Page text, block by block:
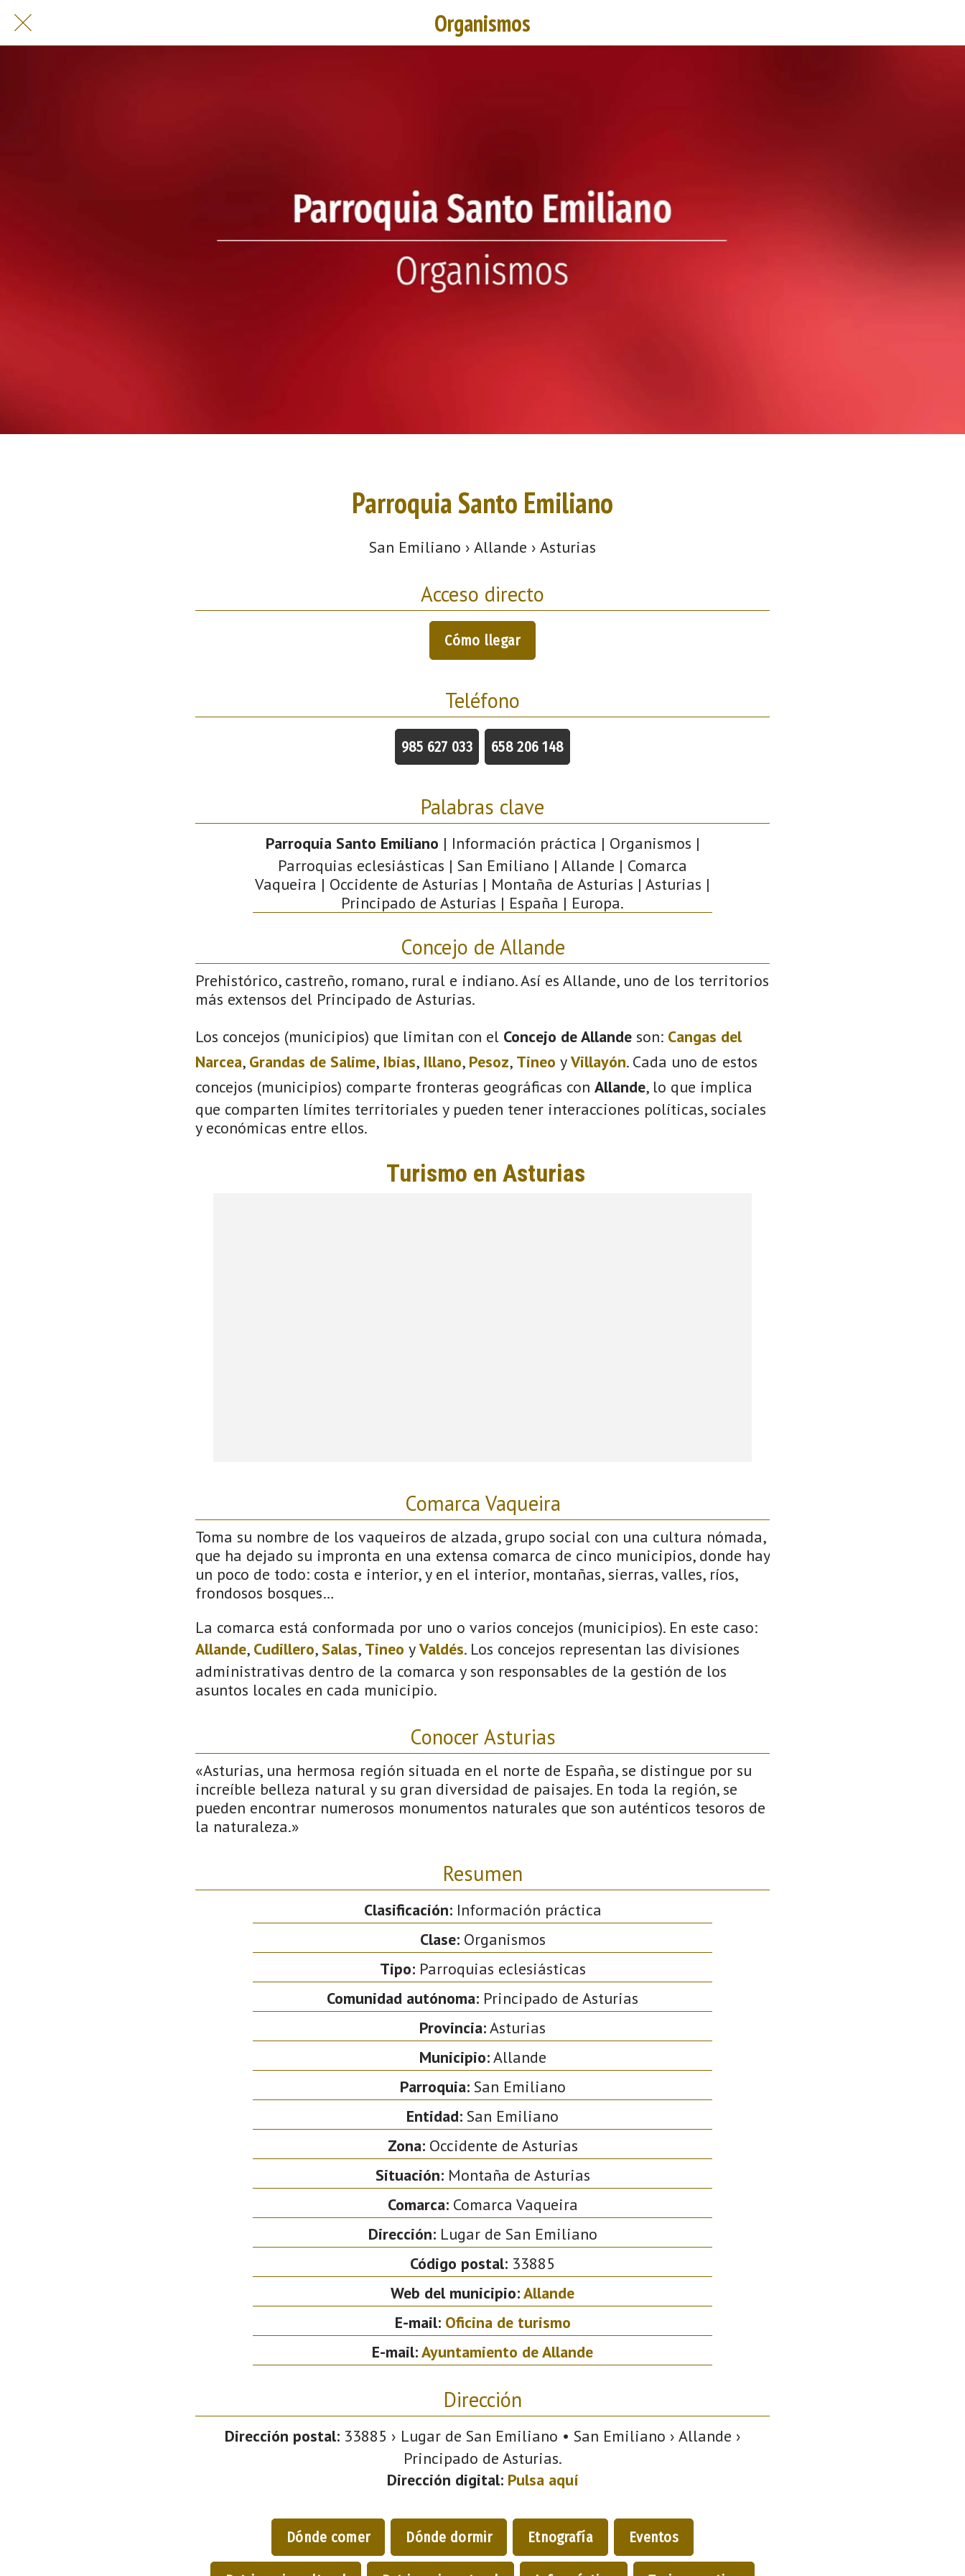
Organismos
Parroquia Santo Emiliano
San Emiliano › Allande › Asturias
Acceso directo
Cómo llegar
Teléfono
985 627 033 658 206 148
Palabras clave
Parroquia Santo Emiliano | Información práctica | Organismos |
Parroquias eclesiásticas | San Emiliano | Allande | Comarca
Vaqueira | Occidente de Asturias | Montaña de Asturias | Asturias |
Principado de Asturias | España | Europa.
Concejo de Allande
Prehistórico, castreño, romano, rural e indiano. Así es Allande, uno de los territorios
más extensos del Principado de Asturias.
Los concejos (municipios) que limitan con el Concejo de Allande son: Cangas del
Narcea, Grandas de Salime, Ibias, Illano, Pesoz, Tineo yVillayón. Cada uno de estos
concejos (municipios) comparte fronteras geográficas con Allande, lo que implica
que comparten límites territoriales y pueden tener interacciones políticas, sociales
y económicas entre ellos.
Comarca Vaqueira
Toma su nombre de los vaqueiros de alzada, grupo social con una cultura nómada,
que ha dejado su impronta en una extensa comarca de cinco municipios, donde hay
un poco de todo: costa e interior, y en el interior, montañas, sierras, valles, ríos,
frondosos bosques…
La comarca está conformada por uno o varios concejos (municipios). En este caso:
Allande, Cudillero,Salas, Tineo yValdés. Los concejos representan las divisiones
administrativas dentro de la comarca y son responsables de la gestión de los
asuntos locales en cada municipio.
Conocer Asturias
«Asturias, una hermosa región situada en el norte de España, se distingue por su
increíble belleza natural y su gran diversidad de paisajes. En toda la región, se
pueden encontrar numerosos monumentos naturales que son auténticos tesoros de
la naturaleza.»
Resumen
Clasificación:Información práctica
Clase:Organismos
Tipo:Parroquias eclesiásticas
Comunidad autónoma: Principado de Asturias
Provincia:Asturias
Municipio:Allande
Parroquia:San Emiliano
Entidad: San Emiliano
Zona:Occidente de Asturias
Situación:Montaña de Asturias
Comarca:Comarca Vaqueira
Dirección:Lugar de San Emiliano
Código postal: 33885
Web del municipio:Allande
E-mail: Oficina de turismo
E-mail:Ayuntamiento de Allande
Dirección
Dirección postal:33885 › Lugar de San Emiliano • San Emiliano › Allande ›
Principado de Asturias.
Dirección digital: Pulsa aquí
Dónde comer Dónde dormir Etnografía Eventos